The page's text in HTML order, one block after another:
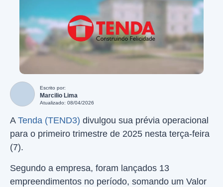
Escrito por:
Marcilio Lima
Atualizado: 08/04/2026
A Tenda (TEND3) divulgou sua prévia operacional
para o primeiro trimestre de 2025 nesta terça-feira
(7).
Segundo a empresa, foram lançados 13
empreendimentos no período, somando um Valor